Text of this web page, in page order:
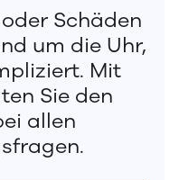
Schäden
um die Uhr,
Mit
Sie den
allen